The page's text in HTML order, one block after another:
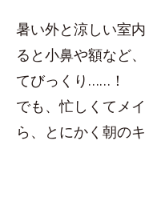
暑い外と涼しい室
ると小鼻や額など
てびっくり……！
でも、忙しくてメ
ら、とにかく朝の